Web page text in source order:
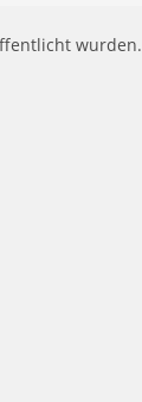
wurden.